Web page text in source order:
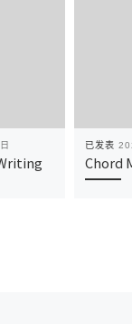
已发表
Chord